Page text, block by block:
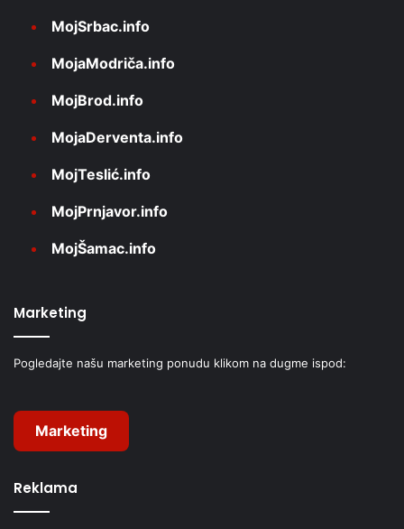
MojSrbac.info
MojaModriča.info
MojBrod.info
MojaDerventa.info
MojTeslić.info
MojPrnjavor.info
MojŠamac.info
Marketing
Pogledajte našu marketing ponudu klikom na dugme ispod:
Marketing
Reklama